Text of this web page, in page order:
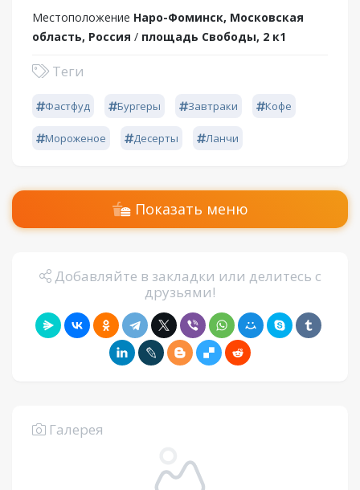
Местоположение Наро-Фоминск, Московская
область, Россия / площадь Свободы, 2 к1
Теги
Фастфуд Бургеры Завтраки Кофе
Мороженое Десерты Ланчи
Показать меню
Добавляйте в закладки или делитесь с
друзьями!
Галерея